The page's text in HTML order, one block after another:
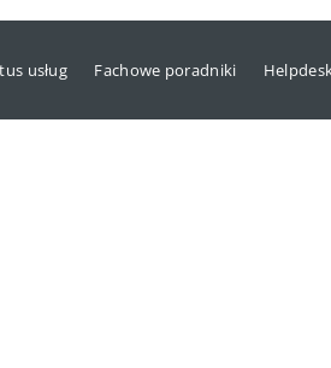
usług Fachowe poradniki